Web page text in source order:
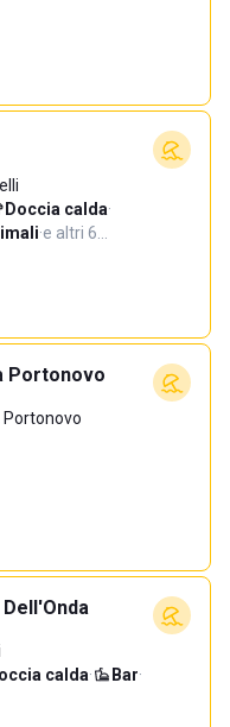
Doccia calda·
·e altri 6…
Portonovo
Portonovo
calda· Bar·